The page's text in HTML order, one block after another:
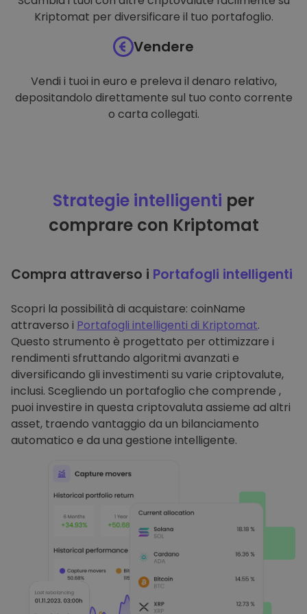
Kriptomat per diversificare il tuo portafoglio.
Vendere
Vendi i tuoi in euro e preleva il denaro relativo,
depositandolo direttamente sul tuo conto corrente
o carta collegati.
Strategie intelligenti per
comprare con Kriptomat
Compra attraverso i Portafogli intelligenti
Scopri la possibilità di acquistare: coinName
attraverso i Portafogli intelligenti di Kriptomat.
Questo strumento è progettato per ottimizzare i
rendimenti sfruttando algoritmi avanzati e
diversificando gli investimenti su varie criptovalute,
inclusi. Scegliendo un portafoglio che comprende ,
puoi investire in questa criptovaluta assieme ad altri
asset, traendo vantaggio da un bilanciamento
automatico e da una gestione intelligente.